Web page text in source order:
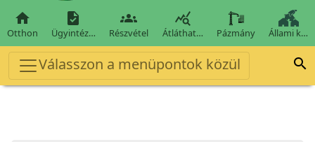

Otthon

Ügyintéz…

Részvétel

Átláthat… Pázmány Állami k…
Válasszon a menüpontok közül 